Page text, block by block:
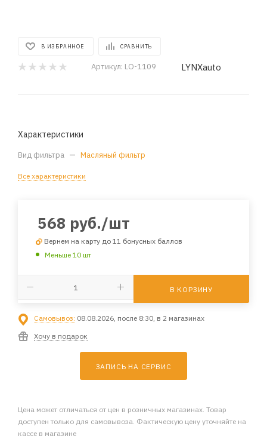
В ИЗБРАННОЕ СРАВНИТЬ
Артикул: LO-1109 LYNXauto
Характеристики
Вид фильтра — Масляный фильтр
Все характеристики
568 руб./шт
Вернем на карту до 11 бонусных баллов
Меньше 10 шт
В КОРЗИНУ
Самовывоз: 08.08.2026, после 8:30, в 2 магазинах
Хочу в подарок
ЗАПИСЬ НА СЕРВИС
Цена может отличаться от цен в розничных магазинах. Товар
доступен только для самовывоза. Фактическую цену уточняйте на
кассе в магазине